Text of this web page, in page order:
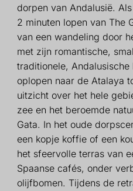
dorpen van Andalusië.
2 minuten lopen van The
van een wandeling door
met zijn romantische,
traditionele,
oplopen naar de Atalaya
uitzicht over het hele
zee en het beroemde
Gata. In het oude
een kopje koffie of een
het sfeervolle terras van
Spaanse cafés, onder
olijfbomen. Tijdens de